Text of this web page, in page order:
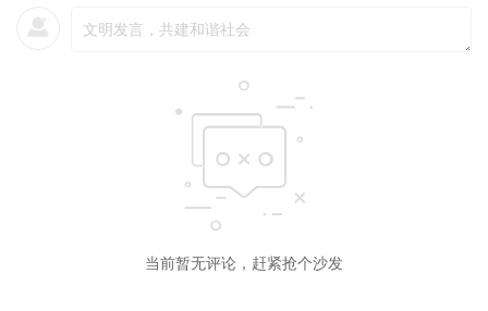
当前暂无评论，赶紧抢个沙发